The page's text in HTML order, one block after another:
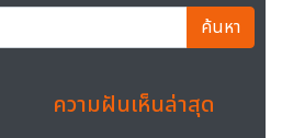
ค้นหา
ความฝันเห็นล่าสุด